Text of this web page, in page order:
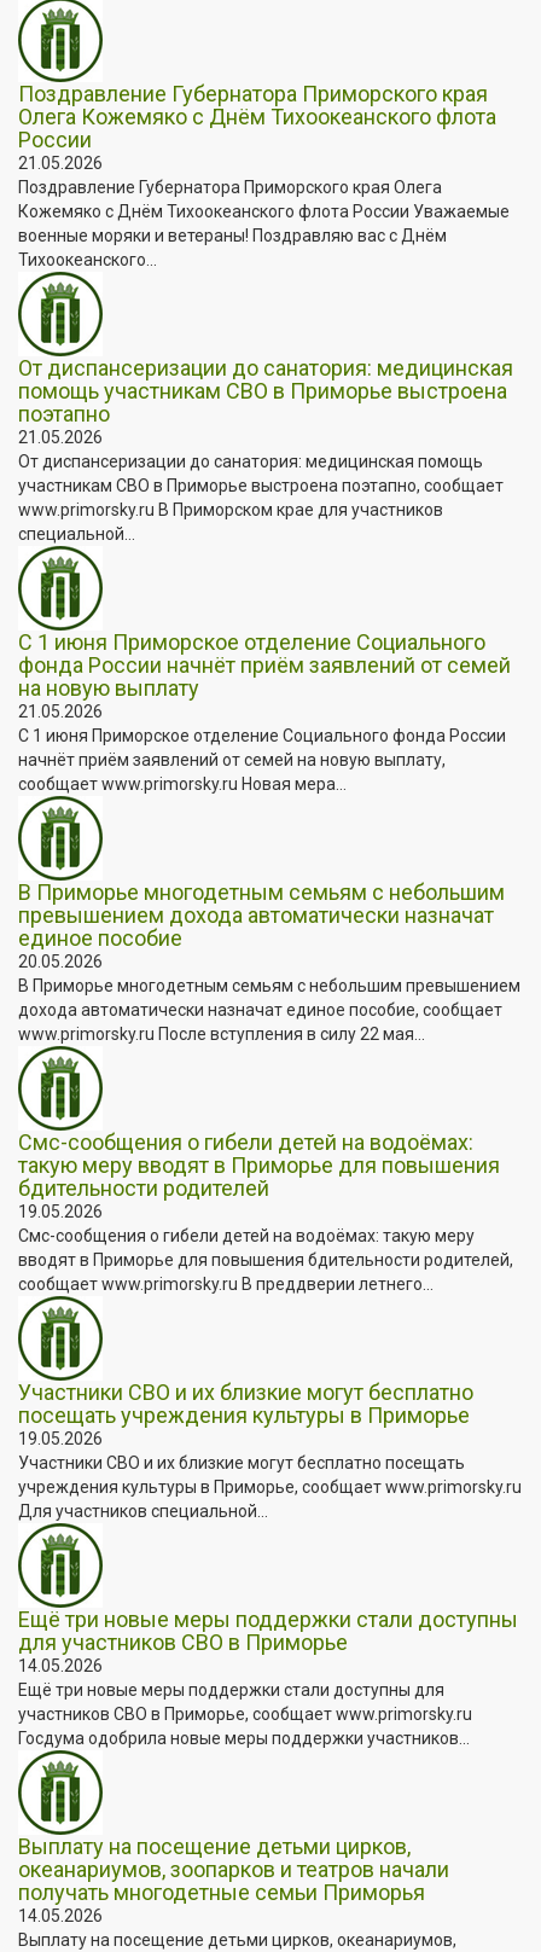
Поздравление Губернатора Приморского края
Олега Кожемяко с Днём Тихоокеанского флота
России
21.05.2026
Поздравление Губернатора Приморского края Олега
Кожемяко с Днём Тихоокеанского флота России Уважаемые
военные моряки и ветераны! Поздравляю вас с Днём
Тихоокеанского...
От диспансеризации до санатория: медицинская
помощь участникам СВО в Приморье выстроена
поэтапно
21.05.2026
От диспансеризации до санатория: медицинская помощь
участникам СВО в Приморье выстроена поэтапно, сообщает
www.primorsky.ru В Приморском крае для участников
специальной...
С 1 июня Приморское отделение Социального
фонда России начнёт приём заявлений от семей
на новую выплату
21.05.2026
С 1 июня Приморское отделение Социального фонда России
начнёт приём заявлений от семей на новую выплату,
сообщает www.primorsky.ru Новая мера...
В Приморье многодетным семьям с небольшим
превышением дохода автоматически назначат
единое пособие
20.05.2026
В Приморье многодетным семьям с небольшим превышением
дохода автоматически назначат единое пособие, сообщает
www.primorsky.ru После вступления в силу 22 мая...
Смс-сообщения о гибели детей на водоёмах:
такую меру вводят в Приморье для повышения
бдительности родителей
19.05.2026
Смс-сообщения о гибели детей на водоёмах: такую меру
вводят в Приморье для повышения бдительности родителей,
сообщает www.primorsky.ru В преддверии летнего...
Участники СВО и их близкие могут бесплатно
посещать учреждения культуры в Приморье
19.05.2026
Участники СВО и их близкие могут бесплатно посещать
учреждения культуры в Приморье, сообщает www.primorsky.ru
Для участников специальной...
Ещё три новые меры поддержки стали доступны
для участников СВО в Приморье
14.05.2026
Ещё три новые меры поддержки стали доступны для
участников СВО в Приморье, сообщает www.primorsky.ru
Госдума одобрила новые меры поддержки участников...
Выплату на посещение детьми цирков,
океанариумов, зоопарков и театров начали
получать многодетные семьи Приморья
14.05.2026
Выплату на посещение детьми цирков, океанариумов,